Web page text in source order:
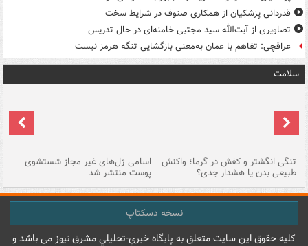
قدردانی پزشکیان از همکاری صنوف در شرایط سخت
تصاویری از آیت‌الله سید مجتبی خامنه‌ای در حال تدریس
عراقچی: تفاهم با عمان به‌معنی بازگشایی تنگه هرمز نیست
سلامت
تنگی انگشتر و کفش در گرما؛ واکنش
طبیعی بدن یا هشدار جدی؟
اسامی ژل‌های غیر مجاز شستشوی
پوست منتشر شد
نسخه دسکتاپ
کليه حقوق اين سايت متعلق به پایگاه خبري-تحليلي مشرق نيوز می باشد و